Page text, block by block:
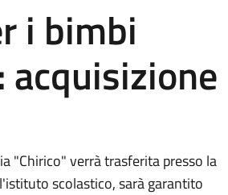
i bimbi
"Chirico" verrà trasferita presso la
scolastico, sarà garantito